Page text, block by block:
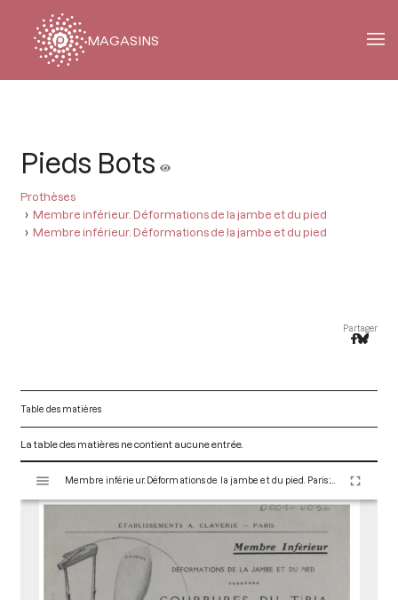
MAGASINS
Pieds Bots
Prothèses
Membre inférieur. Déformations de la jambe et du pied
Membre inférieur. Déformations de la jambe et du pied
Partager
Table des matières
La table des matières ne contient aucune entrée.
s